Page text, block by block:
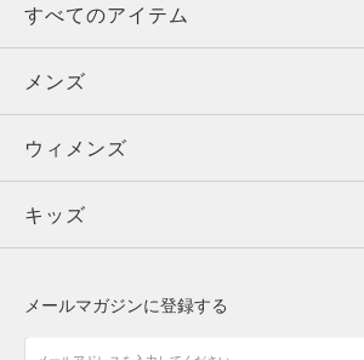
すべてのアイテム
メンズ
ウィメンズ
キッズ
アクセサリー
メンズ
トップス
ボトムス
アクセサリー
ウィメンズ
トップス
シューズ
キッズ
メールマガジンに登録する